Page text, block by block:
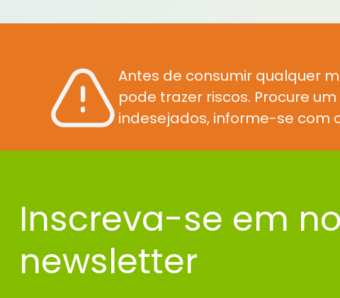
Antes de consumir qualquer
pode trazer riscos. Procure
indesejados, informe-se com
Inscreva-se em
newsletter